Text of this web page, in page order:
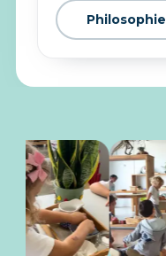
Philosophie